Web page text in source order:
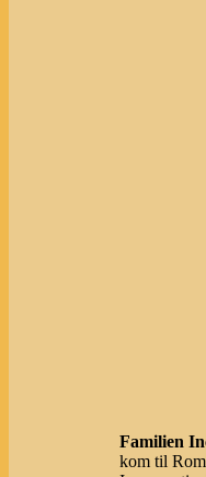
Familien
kom til